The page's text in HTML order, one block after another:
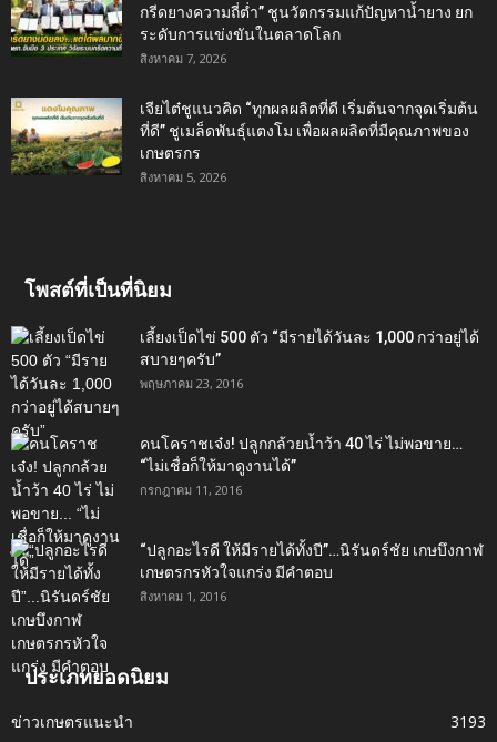
กรีดยางความถี่ต่ำ” ชูนวัตกรรมแก้ปัญหาน้ำยาง ยก
ระดับการแข่งขันในตลาดโลก
สิงหาคม 7, 2026
เจียไต๋ชูแนวคิด “ทุกผลผลิตที่ดี เริ่มต้นจากจุดเริ่มต้น
ที่ดี” ชูเมล็ดพันธุ์แตงโม เพื่อผลผลิตที่มีคุณภาพของ
เกษตรกร
สิงหาคม 5, 2026
โพสต์ที่เป็นที่นิยม
เลี้ยงเป็ดไข่ 500 ตัว “มีรายได้วันละ 1,000 กว่าอยู่ได้
สบายๆครับ”
พฤษภาคม 23, 2016
คนโคราชเจ๋ง! ปลูกกล้วยน้ำว้า 40 ไร่ ไม่พอขาย…
“ไม่เชื่อก็ให้มาดูงานได้”‬
กรกฎาคม 11, 2016
“ปลูกอะไรดี ให้มีรายได้ทั้งปี”…นิรันดร์ชัย เกษบึงกาฬ
เกษตรกรหัวใจแกร่ง มีคำตอบ
สิงหาคม 1, 2016
ประเภทยอดนิยม
ข่าวเกษตรแนะนำ
3193